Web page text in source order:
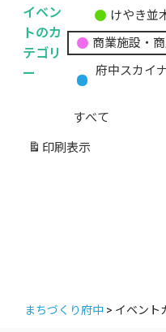
イベン
トのカ
テゴリ
ー
題
カ
ゴ
リ
けやき並
商業施設・
府中スカイ
すべて
印刷 表示
まちづくり府中 > イベント